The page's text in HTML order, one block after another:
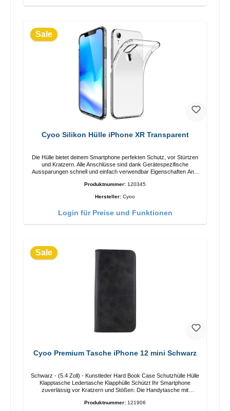
Sale
Cyoo Silikon Hülle iPhone XR Transparent
Die Hülle bietet deinem Smartphone perfekten Schutz, vor Stürtzen
und Kratzern. Alle Anschlüsse sind dank Gerätespezifische
Aussparungen schnell und einfach verwendbar Eigenschaften Anti-
Anschlüsse und Kamera Sicherer Halt in der Hand 100%
Produktnummer: 120345
Hersteller: Cyoo
Login für Preise und Funktionen
Sale
Cyoo Premium Tasche iPhone 12 mini Schwarz
Schwarz - (5.4 Zoll) - Kunstleder Hard Book Case Schutzhülle Hülle
Klapptasche Ledertasche Klapphülle Schützt Ihr Smartphone
zuverlässig vor Kratzern und Stößen: Die Handytasche mit
Kameraobjektiv. Besonders interessant: die authentisch gearbeitete
Produktnummer: 121906